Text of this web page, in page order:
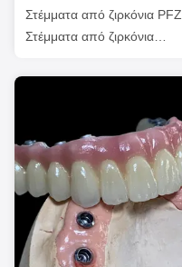
Στέμματα από ζιρκόνια PFZ
Στέμματα από ζιρκόνια
δοντιών